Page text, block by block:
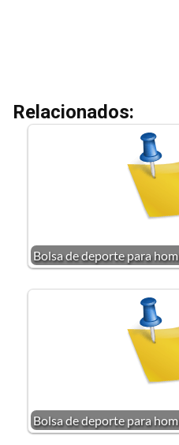
Relacionados:
Bolsa de deporte para
Bolsa de deporte para